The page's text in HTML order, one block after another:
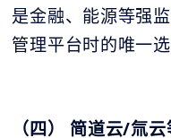
是金融、能源等强
管理平台时的唯一选
（四） 简道云/氚